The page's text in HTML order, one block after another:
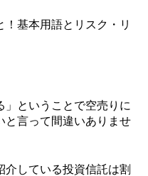
基本用語とリスク・リ
」ということで空売りに
と言って間違いありませ
している投資信託は割